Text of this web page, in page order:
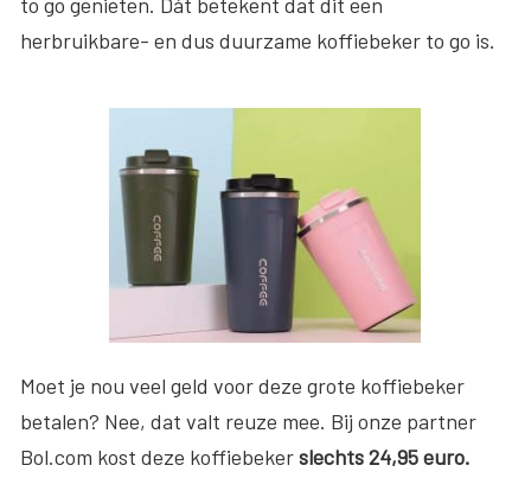
herbruikbare- en dus duurzame koffiebeker to go is.
Moet je nou veel geld voor deze grote koffiebeker
betalen? Nee, dat valt reuze mee. Bij onze partner
Bol.com kost deze koffiebekerslechts 24,95 euro.